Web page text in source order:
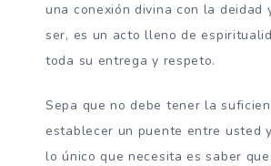
una conexión divina con la deidad
ser, es un acto lleno de
toda su entrega y respeto.
Sepa que no debe tener la
establecer un puente entre usted
lo único que necesita es saber